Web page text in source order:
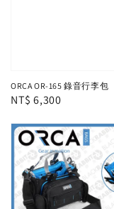
ORCA OR-165 錄音行李包
Regular
NT$ 6,300